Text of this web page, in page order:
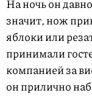
На ночь он
значит, нож
яблоки или
принимали
компанией за
он прилично